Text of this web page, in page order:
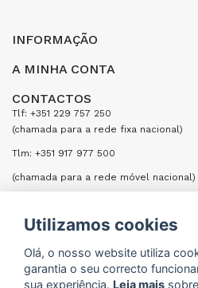
INFORMAÇÃO
A MINHA CONTA
CONTACTOS
Tlf: +351 229 757 250
(chamada para a rede fixa nacional)
Tlm: +351 917 977 500
(chamada para a rede móvel nacional)
ENVIAR UMA
Utilizamos cookies
Olá, o nosso website utiliza
garantia o seu correcto
sua experiência. Leia mais